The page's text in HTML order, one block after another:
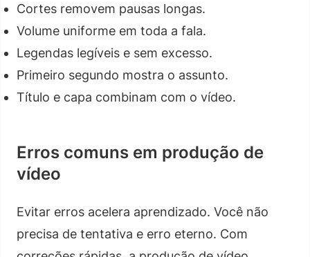
Cortes removem pausas longas.
Volume uniforme em toda a fala.
Legendas legíveis e sem excesso.
Primeiro segundo mostra o assunto.
Título e capa combinam com o vídeo.
Erros comuns em produção de
vídeo
Evitar erros acelera aprendizado. Você não
precisa de tentativa e erro eterno. Com